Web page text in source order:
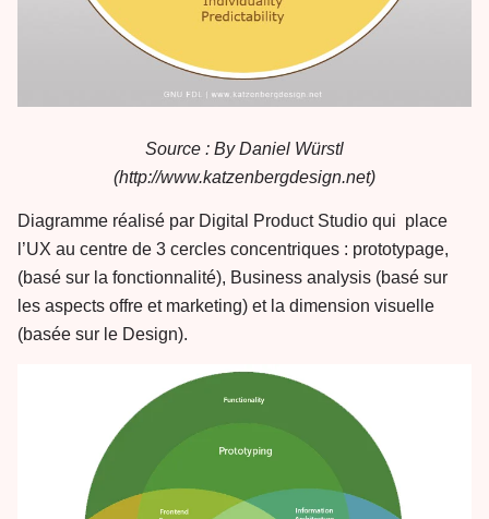
Source : By Daniel Würstl
(http://www.katzenbergdesign.net)
Diagramme réalisé par Digital Product Studio qui place
l’UX au centre de 3 cercles concentriques : prototypage,
(basé sur la fonctionnalité), Business analysis (basé sur
les aspects offre et marketing) et la dimension visuelle
(basée sur le Design).